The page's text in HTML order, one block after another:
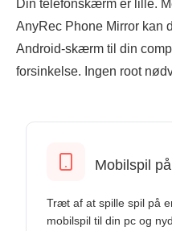
Din telefonskærm er lille.
AnyRec Phone Mirror kan
Android-skærm til din
forsinkelse. Ingen root
Mobilspil
Træt af at spille spil på
mobilspil til din pc og